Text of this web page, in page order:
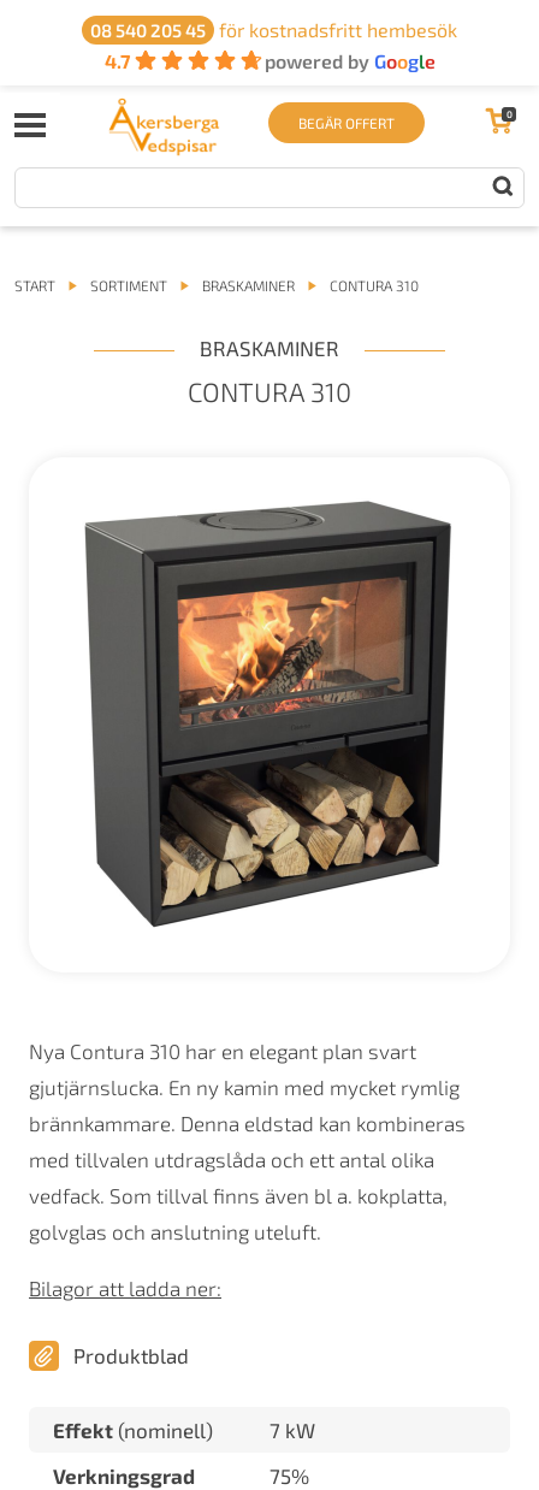
08 540 205 45
för kostnadsfritt hembesök
4.7
powered by Google
BEGÄR OFFERT 0
START SORTIMENT BRASKAMINER CONTURA 310
BRASKAMINER
CONTURA 310
Nya Contura 310 har en elegant plan svart
gjutjärnslucka. En ny kamin med mycket rymlig
brännkammare. Denna eldstad kan kombineras
med tillvalen utdragslåda och ett antal olika
vedfack. Som tillval finns även bl a. kokplatta,
golvglas och anslutning uteluft.
Bilagor att ladda ner:
Produktblad
Effekt (nominell)
7 kW
Verkningsgrad
75%